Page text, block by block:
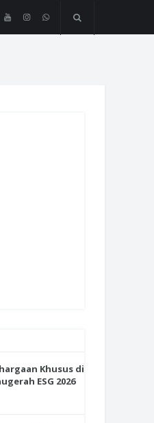
Khusus di
ESG 2026